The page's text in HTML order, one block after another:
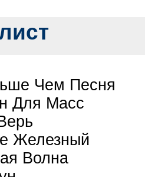
Чем Песня
Для Масс
Железный
Волна